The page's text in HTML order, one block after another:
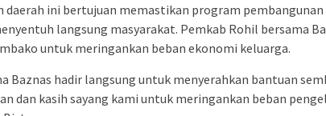
daerah ini bertujuan memastikan program pembangunan
langsung masyarakat. Pemkab Rohil bersama
untuk meringankan beban ekonomi keluarga.
Baznas hadir langsung untuk menyerahkan bantuan
dan kasih sayang kami untuk meringankan beban